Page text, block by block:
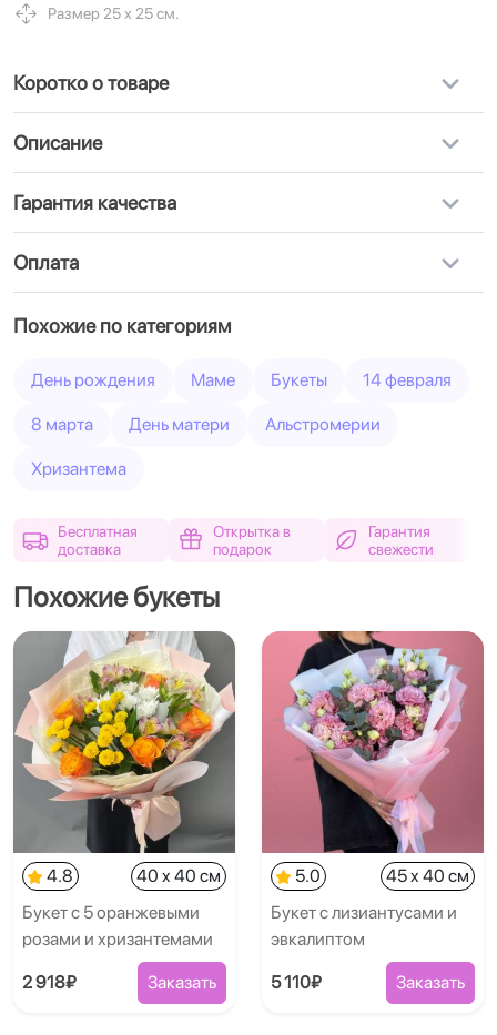
Размер 25 х 25 см.
Коротко о товаре
Описание
Гарантия качества
Оплата
Похожие по категориям
День рождения Маме Букеты 14 февраля
8 марта День матери Альстромерии
Хризантема
Бесплатная
доставка
Открытка в
подарок
Гарантия
свежести
Похожие букеты
4.8
40 x 40 см
Букет с 5 оранжевыми
розами и хризантемами
2 918₽ Заказать
5.0
45 x 40 см
Букет с лизиантусами и
эвкалиптом
5 110₽ Заказать